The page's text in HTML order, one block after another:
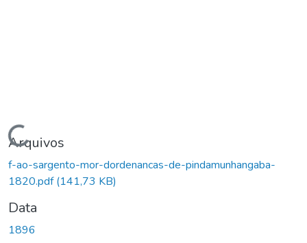
Carregando...
Arquivos
f-ao-sargento-mor-dordenancas-de-pindamunhangaba-
1820.pdf(141,73 KB)
Data
1896